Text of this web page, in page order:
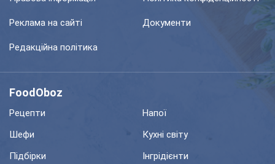
Реклама на сайті Документи
Редакційна політика
FoodOboz
Рецепти
Напої
Шефи
Кухні світу
Підбірки
Інгрідієнти